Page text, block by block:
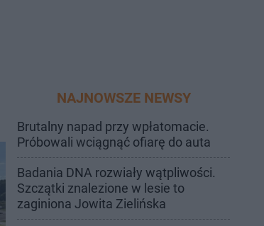
NAJNOWSZE NEWSY
Brutalny napad przy wpłatomacie.
Próbowali wciągnąć ofiarę do auta
Badania DNA rozwiały wątpliwości.
Szczątki znalezione w lesie to
zaginiona Jowita Zielińska